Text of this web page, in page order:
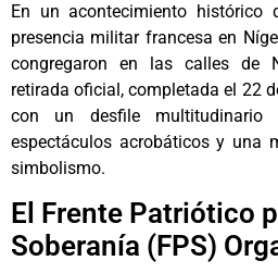
En un acontecimiento
presencia militar francesa en
congregaron en las calles de
retirada oficial, completada el 22
con un desfile multitudinario
espectáculos acrobáticos y una
simbolismo.
El Frente Patriótico
Soberanía (FPS)